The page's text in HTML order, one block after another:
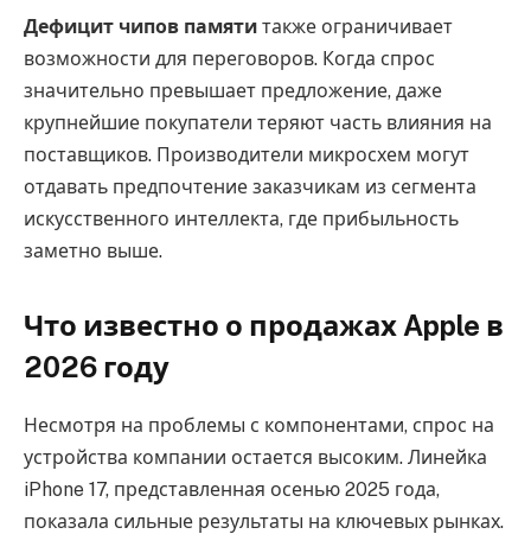
Дефицит чипов памяти также ограничивает
возможности для переговоров. Когда спрос
значительно превышает предложение, даже
крупнейшие покупатели теряют часть влияния на
поставщиков. Производители микросхем могут
отдавать предпочтение заказчикам из сегмента
искусственного интеллекта, где прибыльность
заметно выше.
Что известно о продажах Apple в
2026 году
Несмотря на проблемы с компонентами, спрос на
устройства компании остается высоким. Линейка
iPhone 17, представленная осенью 2025 года,
показала сильные результаты на ключевых рынках.